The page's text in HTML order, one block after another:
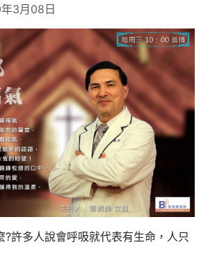
3月08日
?許多人說會呼吸就代表有生命，人只